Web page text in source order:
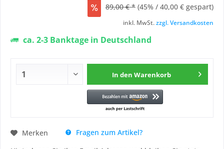
89,00 € * (45% / 40,00 € gespart)
inkl. MwSt.zzgl. Versandkosten
ca. 2-3 Banktage in Deutschland
In den Warenkorb
Merken
Fragen zum Artikel?